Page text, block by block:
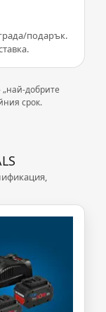
подарък.
добрите
срок.